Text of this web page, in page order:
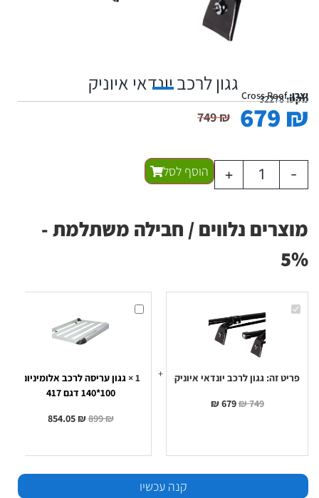
גגון לרכב יונדאי איוניק
יצרן:Cross Roofמקט:32278
749₪ 679 ₪
-
+ הוסף לסל
מוצרים נלווים / חבילה משתלמת -
5%
גגון
לרכב
פריט זה: גגון לרכב יונדאי איוניק
749
₪
679
₪
גגון
עריסה
1
×גגון עריסה לרכב אלומיניום
100*140 דגם 417
899₪
854.05₪
קנה עכשיו